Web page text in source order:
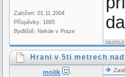
Založen: 01.11.2004
Příspěvky: 1895
Bydliště: Nekde v Praze
Hrani v 5ti metrech
molik